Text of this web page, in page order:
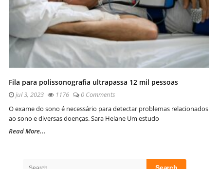
Fila para polissonografia ultrapassa 12 mil pessoas
jul 3, 2023 1176
0 Comments
O exame do sono é necessário para detectar problemas relacionados
ao sono e diversas doenças. Sara Helane Um estudo
Read More...
Search